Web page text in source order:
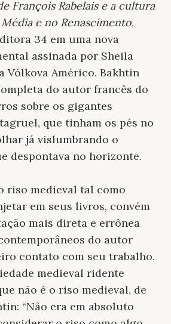
François Rabelais e a cultura
e no Renascimento,
34 em uma nova
assinada por Sheila
Vólkova Américo. Bakhtin
do autor francês do
sobre os gigantes
que tinham os pés no
já vislumbrando o
despontava no horizonte.
riso medieval tal como
em seus livros, convém
mais direta e errônea
do autor
contato com seu trabalho.
medieval ridente
não é o riso medieval, de
“Não era em absoluto